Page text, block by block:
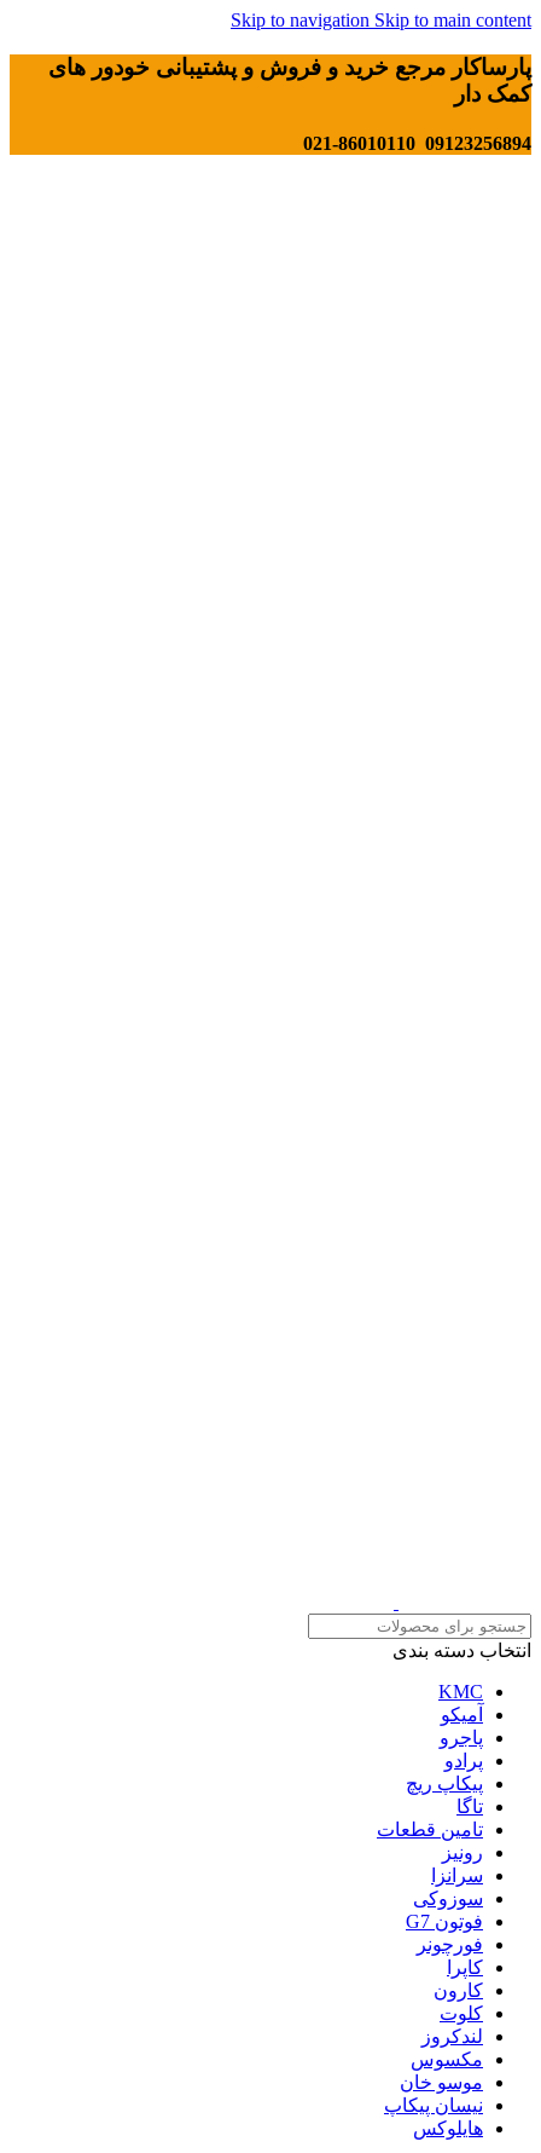
Skip to navigation Skip to main content
پارساکار مرجع خرید و فروش و پشتیبانی خودور های
کمک دار
09123256894 021-86010110
انتخاب دسته بندی
KMC
آمیکو
پاجرو
پرادو
پیکاپ ریچ
تاگا
تامین قطعات
رونیز
سرانزا
سوزوکی
فوتون G7
فورچونر
کاپرا
کارون
کلوت
لندکروز
مکسوس
موسو خان
نیسان پیکاپ
هایلوکس